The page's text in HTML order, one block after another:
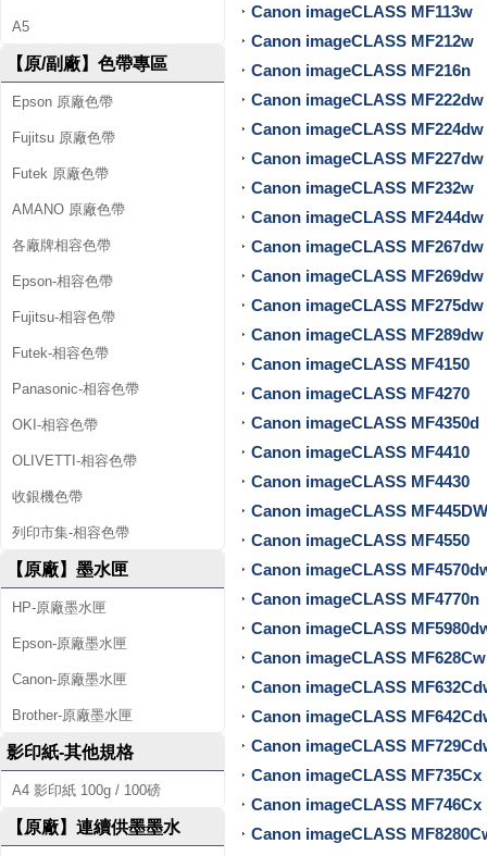
水
、
環
保
碳
粉
、
原
廠
碳
粉
匣
、
原
廠
墨
水
匣
、
標
A5
【原/副廠】色帶專區
Epson 原廠色帶
Fujitsu 原廠色帶
Futek 原廠色帶
AMANO 原廠色帶
各廠牌相容色帶
Epson-相容色帶
Fujitsu-相容色帶
Futek-相容色帶
Panasonic-相容色帶
OKI-相容色帶
OLIVETTI-相容色帶
收銀機色帶
列印市集-相容色帶
【原廠】墨水匣
HP-原廠墨水匣
Epson-原廠墨水匣
Canon-原廠墨水匣
Brother-原廠墨水匣
影印紙-其他規格
A4 影印紙 100g / 100磅
【原廠】連續供墨墨水
Canon imageCLASS MF113w
Canon imageCLASS MF212w
Canon imageCLASS MF216n
Canon imageCLASS MF222dw
Canon imageCLASS MF224dw
Canon imageCLASS MF227dw
Canon imageCLASS MF232w
Canon imageCLASS MF244dw
Canon imageCLASS MF267dw
Canon imageCLASS MF269dw
Canon imageCLASS MF275dw
Canon imageCLASS MF289dw
Canon imageCLASS MF4150
Canon imageCLASS MF4270
Canon imageCLASS MF4350d
Canon imageCLASS MF4410
Canon imageCLASS MF4430
Canon imageCLASS MF445DW
Canon imageCLASS MF4550
Canon imageCLASS
Canon imageCLASS MF4770n
Canon imageCLASS
Canon imageCLASS MF628Cw
Canon imageCLASS
Canon imageCLASS
Canon imageCLASS
Canon imageCLASS MF735Cx
Canon imageCLASS MF746Cx
Canon imageCLASS